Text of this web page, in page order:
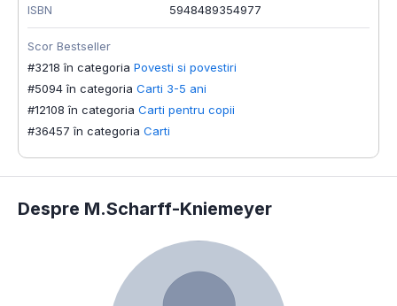
ISBN 5948489354977
Scor Bestseller
#3218 în categoria Povesti si povestiri
#5094 în categoria Carti 3-5 ani
#12108 în categoria Carti pentru copii
#36457 în categoria Carti
Despre M.Scharff-Kniemeyer